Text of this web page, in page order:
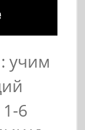
учим
6